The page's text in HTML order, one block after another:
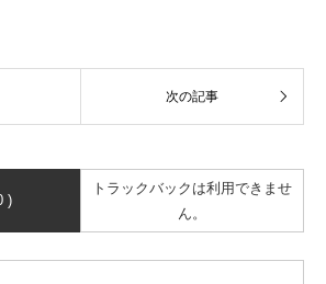
)
トラックバックは利用できませ
ん。